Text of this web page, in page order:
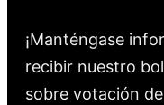
¡Manténgase
recibir nuestro
sobre votación